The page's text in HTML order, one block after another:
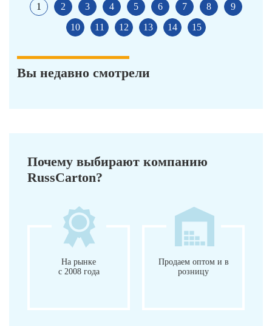
1 2 3 4 5 6 7 8
9
10
11 12 13 14 15
Вы недавно смотрели
Почему выбирают компанию
RussCarton?
На рынке
с 2008 года
Продаем оптом и в
розницу